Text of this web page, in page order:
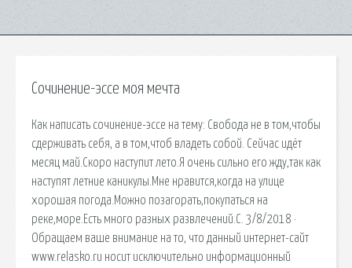
Сочинение-эссе моя мечта
Как написать сочинение-эссе на тему: Свобода не в том,чтобы
сдерживать себя, а в том,чтоб владеть собой. Сейчас идёт
месяц май.Скоро наступит лето.Я очень сильно его жду,так как
наступят летние каникулы.Мне нравится,когда на улице
хорошая погода.Можно позагорать,покупаться на
реке,море.Есть много разных развлечений.С. 3/8/2018 ·
Обращаем ваше внимание на то, что данный интернет-сайт
www.relasko.ru носит исключительно информационный